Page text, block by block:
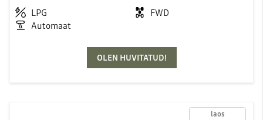
LPG
FWD
Automaat
OLEN HUVITATUD!
laos